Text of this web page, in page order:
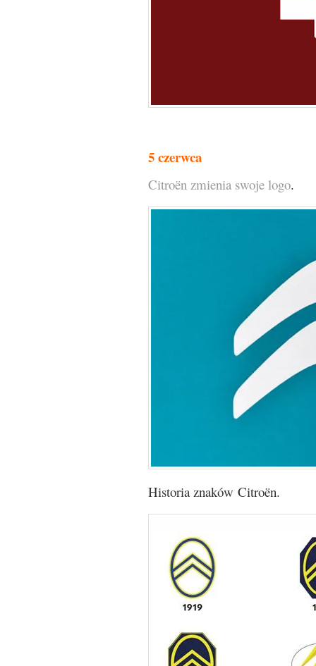
5 czerwca
Citroën zmienia swoje logo.
Historia znaków Citroën.